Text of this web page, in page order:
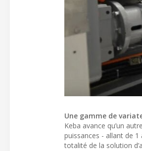
Une gamme de
Keba avance qu’un
puissances - allant de
totalité de la solution